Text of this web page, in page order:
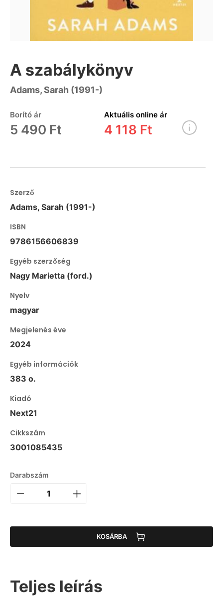
A szabálykönyv
Adams, Sarah (1991-)
Borító ár
5 490 Ft
Aktuális online ár
4 118 Ft
Szerző
Adams, Sarah (1991-)
ISBN
9786156606839
Egyéb szerzőség
Nagy Marietta (ford.)
Nyelv
magyar
Megjelenés éve
2024
Egyéb információk
383 o.
Kiadó
Next21
Cikkszám
3001085435
Darabszám
KOSÁRBA
Teljes leírás